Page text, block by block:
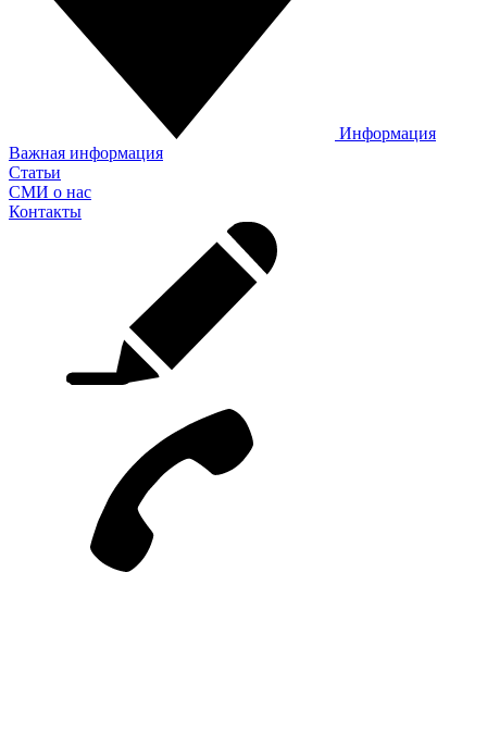
Информация
Важная информация
Статьи
СМИ о нас
Контакты